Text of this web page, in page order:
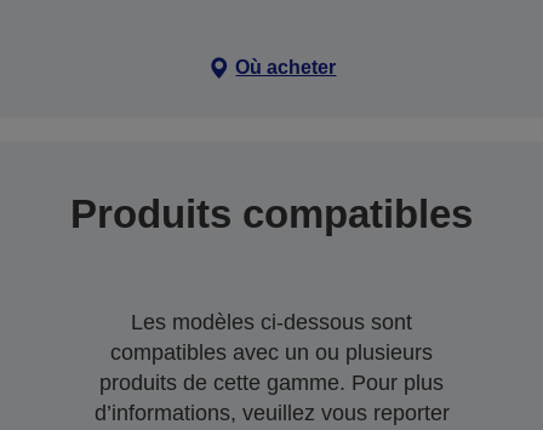
Où acheter
Produits compatibles
Les modèles ci-dessous sont
compatibles avec un ou plusieurs
produits de cette gamme. Pour plus
d’informations, veuillez vous reporter